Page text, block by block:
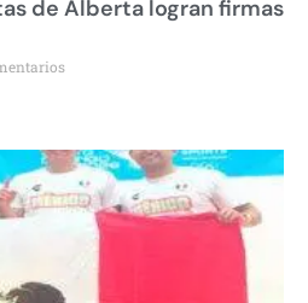
de Alberta logran firmas